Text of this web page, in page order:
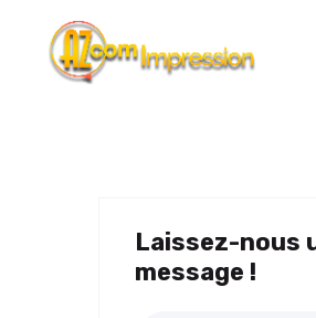
Az
Contact
Laissez-nous
message !